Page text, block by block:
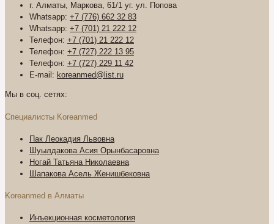
г. Алматы, Маркова, 61/1 уг. ул. Попова
Whatsapp: +7 (776) 662 32 83
Whatsapp: +7 (701) 21 222 12
Телефон: +7 (701) 21 222 12
Телефон: +7 (727) 222 13 95
Телефон: +7 (727) 229 11 42
E-mail: koreanmed@list.ru
Мы в соц. сетях:
Специалисты Koreanmed
Пак Леокадия Львовна
Шуылдакова Асия Орынбасаровна
Ногай Татьяна Николаевна
Шапакова Асель Женишбековна
Koreanmed в Алматы
Инъекционная косметология